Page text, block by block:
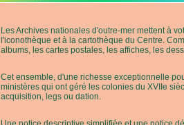
Les Archives nationales d'outre-mer mettent à
l'iconothèque et à la cartothèque du Centre.
albums, les cartes postales, les affiches, les
Cet ensemble, d'une richesse exceptionnelle
ministères qui ont géré les colonies du XVIIe
acquisition, legs ou dation.